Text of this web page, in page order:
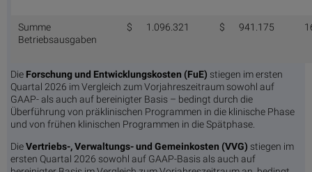
Summe
Betriebsausgaben
$ 1.096.321 $ 941.175
Die Forschung und Entwicklungskosten (FuE) stiegen im ersten
Quartal 2026 im Vergleich zum Vorjahreszeitraum sowohl auf
GAAP- als auch auf bereinigter Basis – bedingt durch die
Überführung von präklinischen Programmen in die klinische Phase
und von frühen klinischen Programmen in die Spätphase.
DieVertriebs-, Verwaltungs- und Gemeinkosten (VVG) stiegen im
ersten Quartal 2026 sowohl auf GAAP-Basis als auch auf